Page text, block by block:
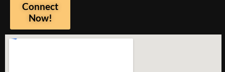
Connect
Now!